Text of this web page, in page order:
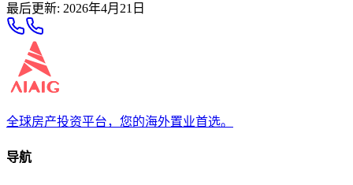
最后更新: 2026年4月21日
全球房产投资平台，您的海外置业首选。
导航